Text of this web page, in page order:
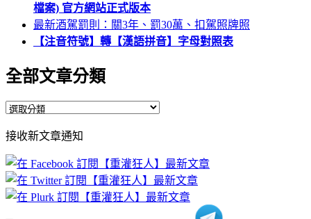
檔案) 官方網站正式版本
最新酒駕罰則：關3年、罰30萬、扣駕照牌照
【注音符號】轉【漢語拼音】字母對照表
全部文章分類
全
文
章
分
類
接收新文章通知